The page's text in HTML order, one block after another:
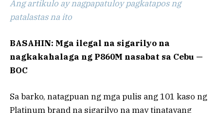
Ang artikulo ay nagpapatuloy pagkatapos ng
patalastas na ito
BASAHIN: Mga ilegal na sigarilyo na
nagkakahalaga ng P860M nasabat sa Cebu —
BOC
Sa barko, natagpuan ng mga pulis ang 101 kaso ng
Platinum brand na sigarilyo na may tinatayang